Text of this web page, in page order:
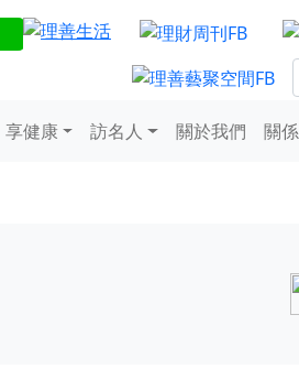
享健康 訪名人 關於我們 關